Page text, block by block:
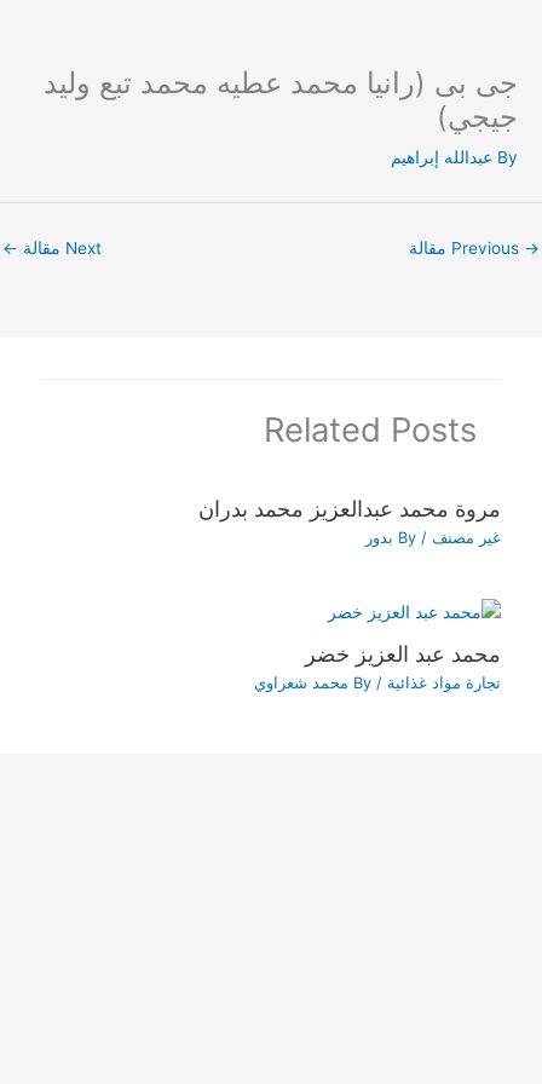
Skip
content
جى بى (رانيا محمد عطيه محمد تبع وليد
جيجي)
By عبدالله إبراهيم
→ Next مقالة ←
Related Posts
مروة محمد عبدالعزيز محمد بدران
غير مصنف / By بدور
محمد عبد العزيز خضر
تجارة مواد غذائية / By محمد شعراوي